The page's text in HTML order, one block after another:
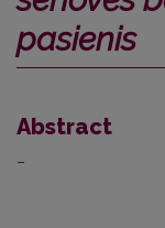
pasienis
Abstract
–